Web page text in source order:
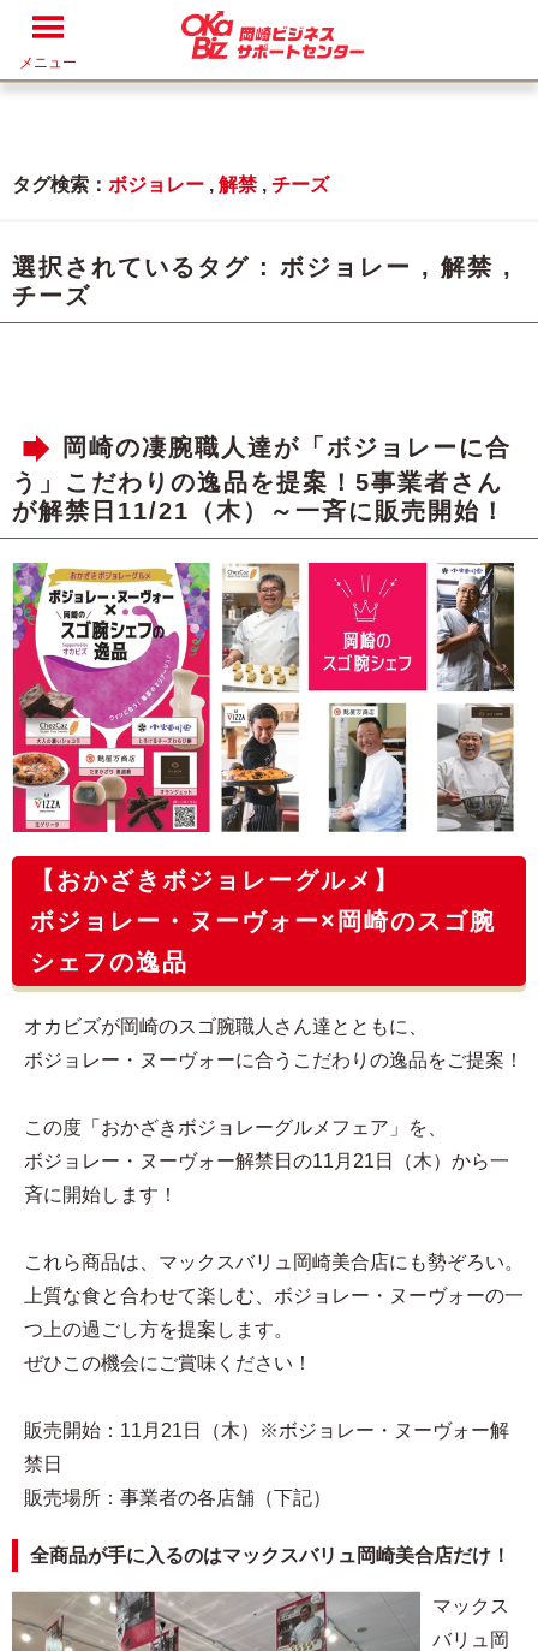
メニュー
タグ検索： ボジョレー , 解禁, チーズ
選択されているタグ : ボジョレー , 解禁 ,
チーズ
岡崎の凄腕職人達が「ボジョレーに合
う」こだわりの逸品を提案！5事業者さん
が解禁日11/21（木）～一斉に販売開始！
【おかざきボジョレーグルメ】
ボジョレー・ヌーヴォー×岡崎のスゴ腕
シェフの逸品
オカビズが岡崎のスゴ腕職人さん達とともに、
ボジョレー・ヌーヴォーに合うこだわりの逸品をご提案！
この度「おかざきボジョレーグルメフェア」を、
ボジョレー・ヌーヴォー解禁日の11月21日（木）から一
斉に開始します！
これら商品は、マックスバリュ岡崎美合店にも勢ぞろい。
上質な食と合わせて楽しむ、ボジョレー・ヌーヴォーの一
つ上の過ごし方を提案します。
ぜひこの機会にご賞味ください！
販売開始：11月21日（木）※ボジョレー・ヌーヴォー解
禁日
販売場所：事業者の各店舗（下記）
全商品が手に入るのはマックスバリュ岡崎美合店だけ！
マックス
バリュ岡